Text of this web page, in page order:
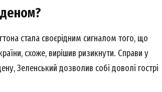
стала своєрідним сигналом того, що
схоже, вирішив ризикнути. Справи у
Зеленський дозволив собі доволі гострі